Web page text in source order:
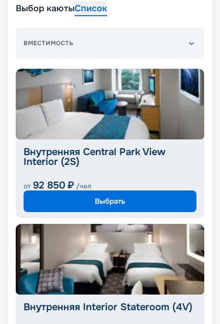
Выбор каютыСписок
ВМЕСТИМОСТЬ
Внутренняя Central Park View
Interior (2S)
от 92 850 ₽ /чел
Выбрать
Внутренняя Interior Stateroom (4V)